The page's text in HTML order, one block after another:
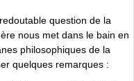
question de la
nous met dans le bain en
philosophiques de la
quelques remarques :